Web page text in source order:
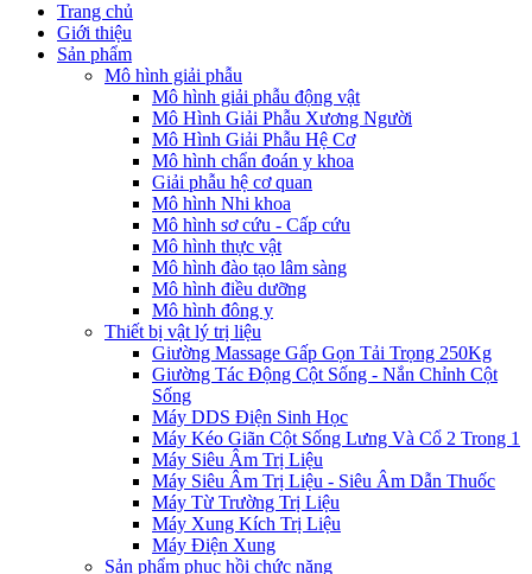
Trang chủ
Giới thiệu
Sản phẩm
Mô hình giải phẫu
Mô hình giải phẫu động vật
Mô Hình Giải Phẫu Xương Người
Mô Hình Giải Phẫu Hệ Cơ
Mô hình chẩn đoán y khoa
Giải phẫu hệ cơ quan
Mô hình Nhi khoa
Mô hình sơ cứu - Cấp cứu
Mô hình thực vật
Mô hình đào tạo lâm sàng
Mô hình điều dưỡng
Mô hình đông y
Thiết bị vật lý trị liệu
Giường Massage Gấp Gọn Tải Trọng 250Kg
Giường Tác Động Cột Sống - Nắn Chỉnh Cột
Sống
Máy DDS Điện Sinh Học
Máy Kéo Giãn Cột Sống Lưng Và Cổ 2 Trong 1
Máy Siêu Âm Trị Liệu
Máy Siêu Âm Trị Liệu - Siêu Âm Dẫn Thuốc
Máy Từ Trường Trị Liệu
Máy Xung Kích Trị Liệu
Máy Điện Xung
Sản phẩm phục hồi chức năng